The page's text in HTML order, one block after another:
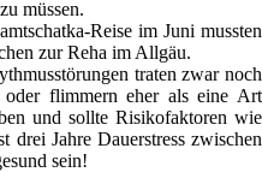
müssen.
Reise im Juni mussten
zur Reha im Allgäu.
traten zwar noch
flimmern eher als eine Art
und sollte Risikofaktoren wie
drei Jahre Dauerstress zwischen
sein!